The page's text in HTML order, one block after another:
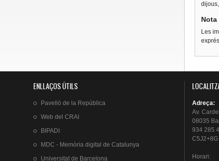
Nota
Les
ENLLAÇOS ÚTILS
Pavelló de la República
Web delCRAI
BIPADI
MDC - Memòria digital de Catalunya
Universitat de Barcelona
Adreça:
Av.
08035
934 285
Horari: